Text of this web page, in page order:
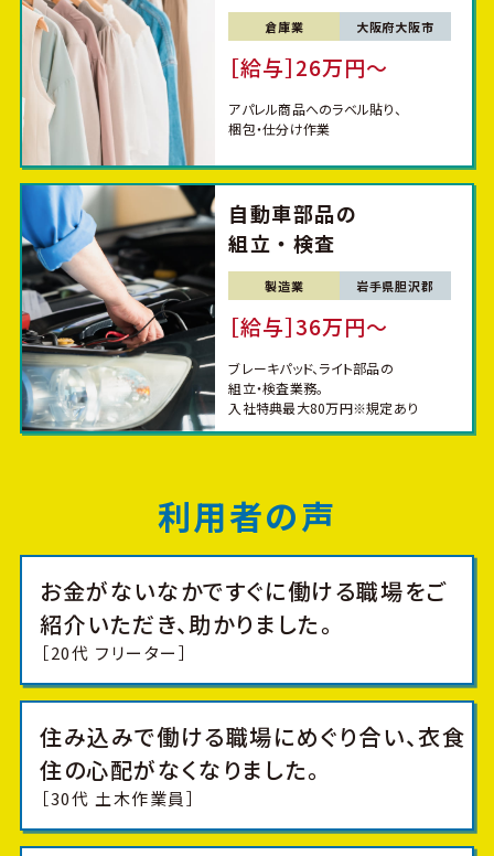
倉庫業 大阪府大阪市
［給与］26万円〜
アパレル商品へのラベル貼り、
梱包・仕分け作業
自動車部品の
組立・検査
製造業 岩手県胆沢郡
［給与］36万円〜
ブレーキパッド、ライト部品の
組立・検査業務。
入社特典最大80万円※規定あり
利用者の声
お金がないなかですぐに働ける職場をご
紹介いただき、助かりました。
［20代 フリーター］
住み込みで働ける職場にめぐり合い、衣食
住の心配がなくなりました。
［30代 土木作業員］